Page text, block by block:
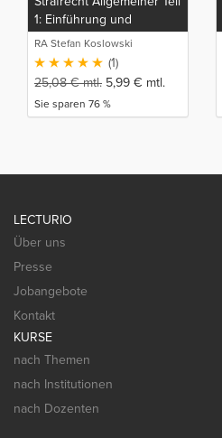
1: Einführung und
Systematik des
Strafrechts, vorsätzliche
Begehungsdelikte,
Unterlassungsdelikte,
Fahrlässigkeitsdelikte,
RA Stefan Koslowski
(1)
25,08€mtl. 5,99 € mtl.
Sie sparen 76 %
LECTURIO
Über uns
Presse
Jobangebote
Kontakt
KURSE
nach Themen
nach Institutionen
nach Dozenten